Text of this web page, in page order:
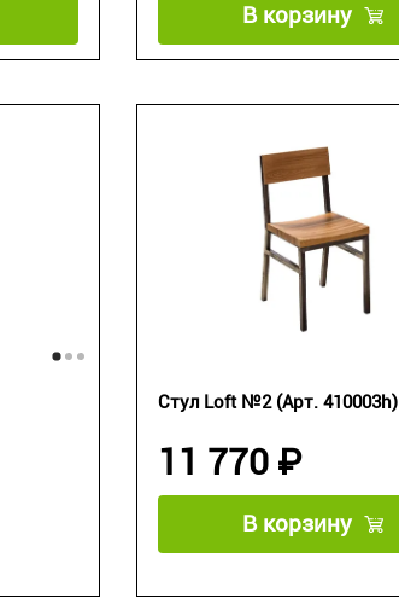
В корзину
Стул Loft №2 (Арт. 410003h)
11 770 ₽
В корзину